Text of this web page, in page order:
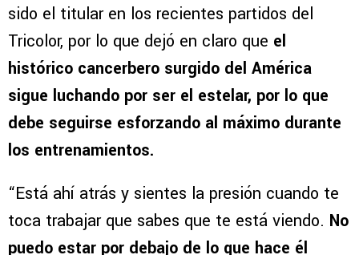
sido el titular en los recientes partidos del
Tricolor, por lo que dejó en claro que el
histórico cancerbero surgido del América
sigue luchando por ser el estelar, por lo que
debe seguirse esforzando al máximo durante
los entrenamientos.
“Está ahí atrás y sientes la presión cuando te
toca trabajar que sabes que te está viendo. No
puedo estar por debajo de lo que hace él